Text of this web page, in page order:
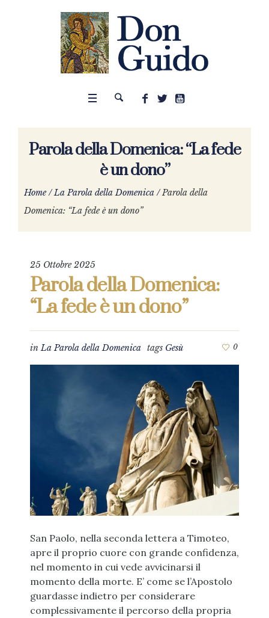
Parola della Domenica: “La fede
è un dono”
Home /La Parola della Domenica /Parola della
Domenica: “La fede è un dono”
25 Ottobre 2025
Parola della Domenica:
“La fede è un dono”
inLa Parola della Domenica tags Gesù 0
San Paolo, nella seconda lettera a Timoteo,
apre il proprio cuore con grande confidenza,
nel momento in cui vede avvicinarsi il
momento della morte. E’ come se l’Apostolo
guardasse indietro per considerare
complessivamente il percorso della propria